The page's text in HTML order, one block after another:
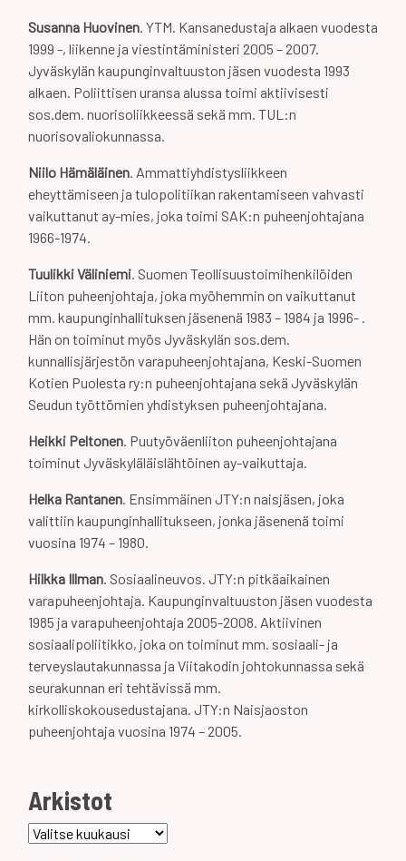
Susanna Huovinen. YTM. Kansanedustaja alkaen vuodesta
1999 -, liikenne ja viestintäministeri 2005 – 2007.
Jyväskylän kaupunginvaltuuston jäsen vuodesta 1993
alkaen. Poliittisen uransa alussa toimi aktiivisesti
sos.dem. nuorisoliikkeessä sekä mm. TUL:n
nuorisovaliokunnassa.
Niilo Hämäläinen. Ammattiyhdistysliikkeen
eheyttämiseen ja tulopolitiikan rakentamiseen vahvasti
vaikuttanut ay-mies, joka toimi SAK:n puheenjohtajana
1966-1974.
Tuulikki Väliniemi. Suomen Teollisuustoimihenkilöiden
Liiton puheenjohtaja, joka myöhemmin on vaikuttanut
mm. kaupunginhallituksen jäsenenä 1983 – 1984 ja 1996- .
Hän on toiminut myös Jyväskylän sos.dem.
kunnallisjärjestön varapuheenjohtajana, Keski-Suomen
Kotien Puolesta ry:n puheenjohtajana sekä Jyväskylän
Seudun työttömien yhdistyksen puheenjohtajana.
Heikki Peltonen. Puutyöväenliiton puheenjohtajana
toiminut Jyväskyläläislähtöinen ay-vaikuttaja.
Helka Rantanen. Ensimmäinen JTY:n naisjäsen, joka
valittiin kaupunginhallitukseen, jonka jäsenenä toimi
vuosina 1974 – 1980.
Hilkka Illman. Sosiaalineuvos. JTY:n pitkäaikainen
varapuheenjohtaja. Kaupunginvaltuuston jäsen vuodesta
1985 ja varapuheenjohtaja 2005-2008. Aktiivinen
sosiaalipoliitikko, joka on toiminut mm. sosiaali- ja
terveyslautakunnassa ja Viitakodin johtokunnassa sekä
seurakunnan eri tehtävissä mm.
kirkolliskokousedustajana. JTY:n Naisjaoston
puheenjohtaja vuosina 1974 – 2005.
Arkistot
Arkistot